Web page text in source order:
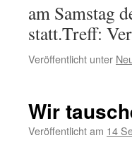
am Samstag
statt.Treff:
Veröffentlicht unter
Wir
Veröffentlicht am 14